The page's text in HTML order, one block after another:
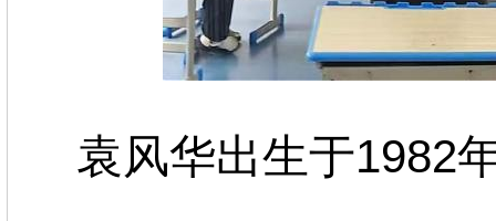
袁风华出生于1982